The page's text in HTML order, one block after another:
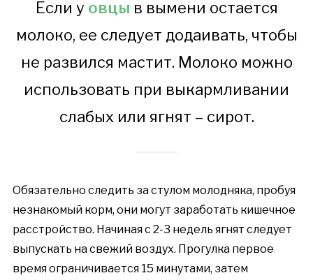
Если у овцы в вымени остается
молоко, ее следует додаивать, чтобы
не развился мастит. Молоко можно
использовать при выкармливании
слабых или ягнят – сирот.
Обязательно следить за стулом молодняка, пробуя
незнакомый корм, они могут заработать кишечное
расстройство. Начиная с 2-3 недель ягнят следует
выпускать на свежий воздух. Прогулка первое
время ограничивается 15 минутами, затем